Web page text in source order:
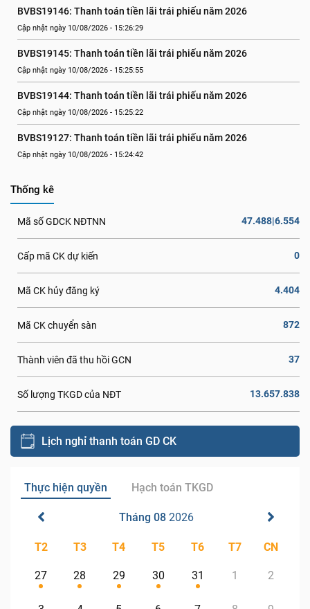
BVBS19146: Thanh toán tiền lãi trái phiếu năm 2026
Cập nhật ngày 10/08/2026 - 15:26:29
BVBS19145: Thanh toán tiền lãi trái phiếu năm 2026
Cập nhật ngày 10/08/2026 - 15:25:55
BVBS19144: Thanh toán tiền lãi trái phiếu năm 2026
Cập nhật ngày 10/08/2026 - 15:25:22
BVBS19127: Thanh toán tiền lãi trái phiếu năm 2026
Cập nhật ngày 10/08/2026 - 15:24:42
Thống kê
Mã số GDCK NĐTNN 47.488|6.554
Cấp mã CK dự kiến 0
Mã CK hủy đăng ký 4.404
Mã CK chuyển sàn 872
Thành viên đã thu hồi GCN 37
Số lượng TKGD của NĐT 13.657.838
Lịch nghỉ thanh toán GD CK
Thực hiện quyền Hạch toán TKGD
Tháng 08 2026
T2 T3 T4 T5 T6 T7 CN
27 28 29 30 31 1 2